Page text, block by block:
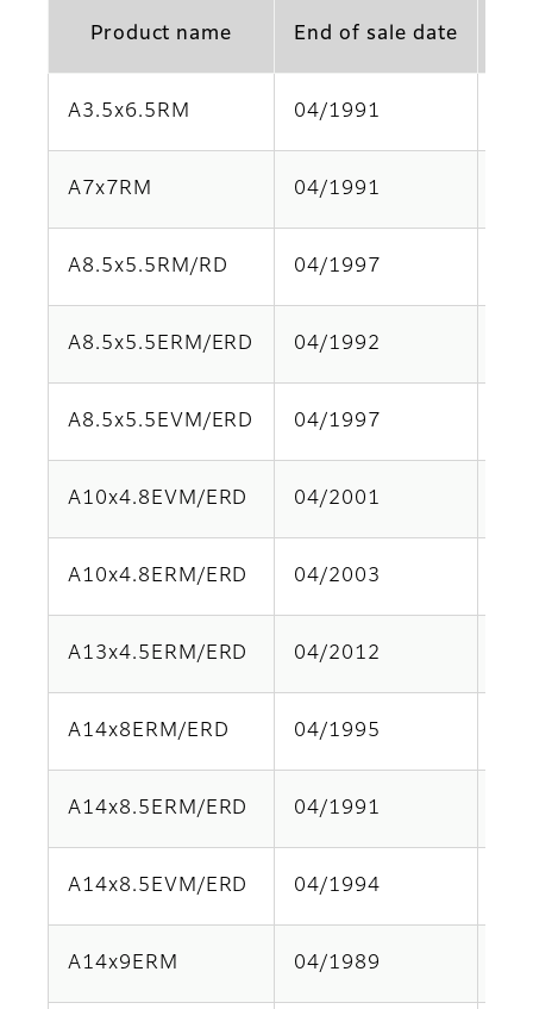
Product name End of sale date
A3.5x6.5RM 04/1991
A7x7RM 04/1991
A8.5x5.5RM/RD 04/1997
A8.5x5.5ERM/ERD 04/1992
A8.5x5.5EVM/ERD 04/1997
A10x4.8EVM/ERD 04/2001
A10x4.8ERM/ERD 04/2003
A13x4.5ERM/ERD 04/2012
A14x8ERM/ERD 04/1995
A14x8.5ERM/ERD 04/1991
A14x8.5EVM/ERD 04/1994
A14x9ERM 04/1989